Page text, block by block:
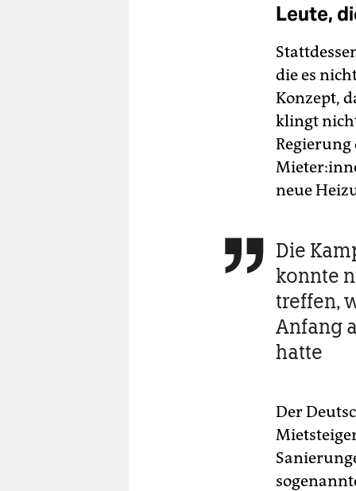
Leute,
die es
Konzept,
klingt
neue
 Die
konnte
treffen,
Anfang
hatte
Der